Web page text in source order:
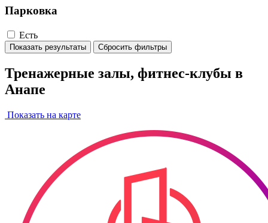
Парковка
Есть
Показать результаты Сбросить фильтры
Тренажерные залы, фитнес-клубы в
Анапе
Показать на карте